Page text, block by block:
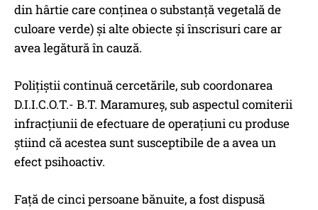
din hârtie care conținea o substanță vegetală de
culoare verde) și alte obiecte și înscrisuri care ar
avea legătură în cauză.
Polițiștii continuă cercetările, sub coordonarea
D.I.I.C.O.T.- B.T. Maramureș, sub aspectul comiterii
infracțiunii de efectuare de operațiuni cu produse
știind că acestea sunt susceptibile de a avea un
efect psihoactiv.
Față de cinci persoane bănuite, a fost dispusă